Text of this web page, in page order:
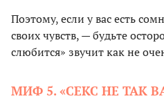
Поэтому, если у вас есть
своих чувств, — будьте
слюбится» звучит как не
МИФ 5. «СЕКС НЕ ТАК